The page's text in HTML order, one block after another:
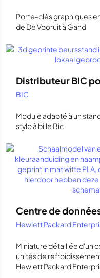
Porte-clés graphiques
de De Vooruit à Gand
Distributeur BIC
BIC
Module adapté à un
stylo à bille Bic
Centre de
Hewlett Packard
Miniature détaillée d'un
unités de
Hewlett Packard